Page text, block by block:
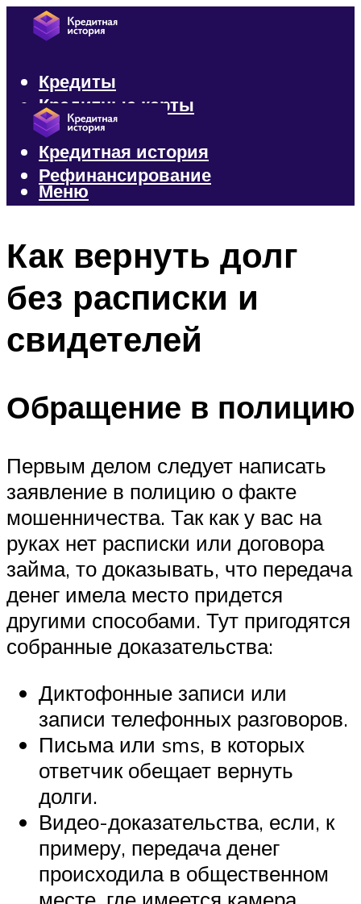
Кредиты
Кредитные карты
Микрозаймы
Кредитная история
Рефинансирование
Меню
Как вернуть долг
без расписки и
свидетелей
Обращение в полицию
Первым делом следует написать
заявление в полицию о факте
мошенничества. Так как у вас на
руках нет расписки или договора
займа, то доказывать, что передача
денег имела место придется
другими способами. Тут пригодятся
собранные доказательства:
Диктофонные записи или
записи телефонных разговоров.
Письма или sms, в которых
ответчик обещает вернуть
долги.
Видео-доказательства, если, к
примеру, передача денег
происходила в общественном